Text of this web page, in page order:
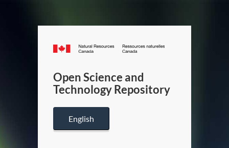
Canada.ca
/
Canada
Open Science and
Technology Repository
English